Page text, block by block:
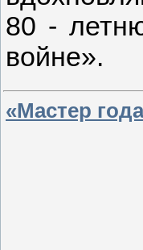
80 -
войне».
«Мастер